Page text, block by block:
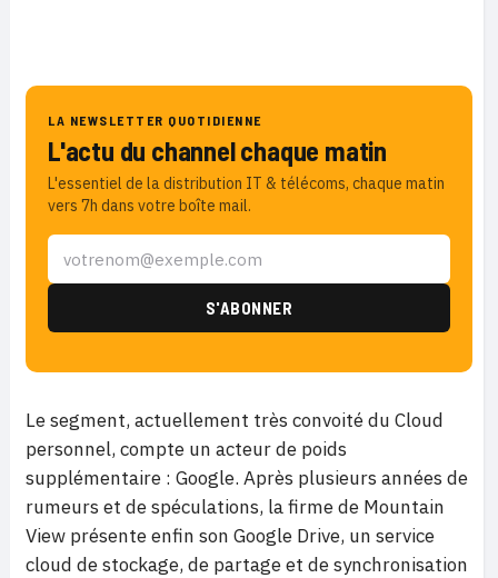
LA NEWSLETTER QUOTIDIENNE
L'actu du channel chaque matin
L'essentiel de la distribution IT & télécoms, chaque matin
vers 7h dans votre boîte mail.
Le segment, actuellement très convoité du Cloud
personnel, compte un acteur de poids
supplémentaire : Google. Après plusieurs années de
rumeurs et de spéculations, la firme de Mountain
View présente enfin son Google Drive, un service
cloud de stockage, de partage et de synchronisation